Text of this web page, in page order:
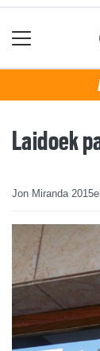
Laidoek
Jon Miranda